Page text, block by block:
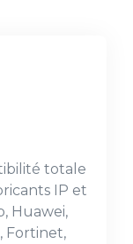
totale
IP et
Huawei,
Fortinet,